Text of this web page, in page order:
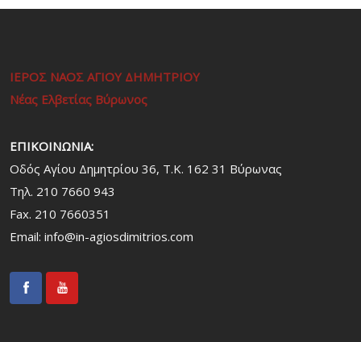
ΙΕΡΟΣ ΝΑΟΣ ΑΓΙΟΥ ΔΗΜΗΤΡΙΟΥ
Νέας Ελβετίας Βύρωνος
ΕΠΙΚΟΙΝΩΝΙΑ:
Οδός Αγίου Δημητρίου 36, Τ.Κ. 162 31 Bύρωνας
Τηλ. 210 7660 943
Fax. 210 7660351
Email: info@in-agiosdimitrios.com